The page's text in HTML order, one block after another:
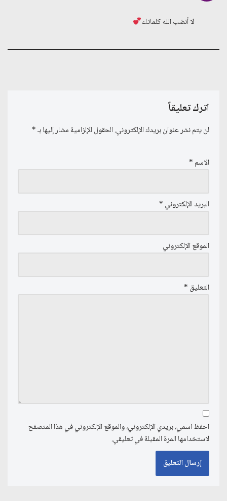
لا أنضب الله كلماتك
اترك تعليقاً
لن يتم نشر عنوان بريدك الإلكتروني.الحقول الإلزامية مشار إليها بـ*
الاسم*
البريد الإلكتروني*
الموقع الإلكتروني
التعليق*
احفظ اسمي، بريدي الإلكتروني، والموقع الإلكتروني في هذا المتصفح
لاستخدامها المرة المقبلة في تعليقي.